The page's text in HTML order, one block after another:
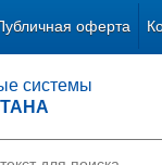
оферта
системы